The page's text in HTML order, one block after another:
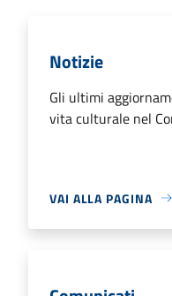
Notizie
Gli ultimi
vita culturale nel
VAI ALLA PAGINA